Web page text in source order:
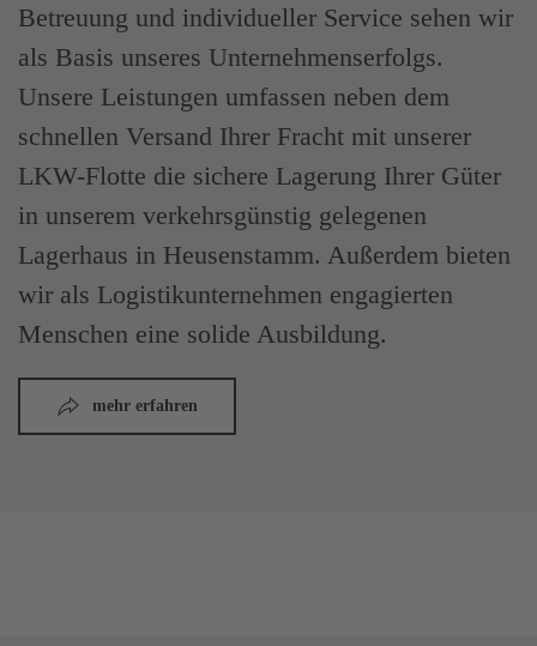
Betreuung und individueller Service sehen wir
als Basis unseres Unternehmenserfolgs.
Unsere Leistungen umfassen neben dem
schnellen Versand Ihrer Fracht mit unserer
LKW-Flotte die sichere Lagerung Ihrer Güter
in unserem verkehrsgünstig gelegenen
Lagerhaus in Heusenstamm. Außerdem bieten
wir als Logistikunternehmen engagierten
Menschen eine solide Ausbildung.
mehr erfahren